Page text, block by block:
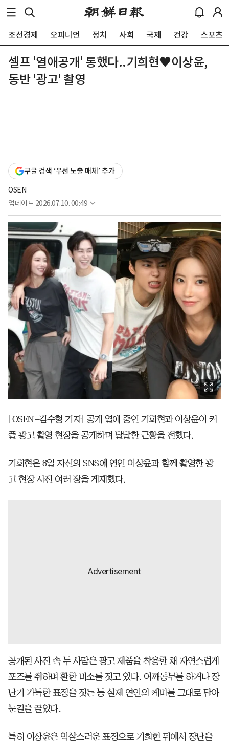
조선경제 오피니언 정치 사회 국제 건강 스포츠
셀프 '열애공개' 통했다..기희현♥이상윤,
동반 '광고' 촬영
구글 검색 ‘우선 노출 매체’ 추가
OSEN
업데이트 2026.07.10. 00:49
[OSEN=김수형 기자] 공개 열애 중인 기희현과 이상윤이 커
플 광고 촬영 현장을 공개하며 달달한 근황을 전했다.
기희현은 8일 자신의 SNS에 연인 이상윤과 함께 촬영한 광
고 현장 사진 여러 장을 게재했다.
공개된 사진 속 두 사람은 광고 제품을 착용한 채 자연스럽게
포즈를 취하며 환한 미소를 짓고 있다. 어깨동무를 하거나 장
난기 가득한 표정을 짓는 등 실제 연인의 케미를 그대로 담아
눈길을 끌었다.
특히 이상윤은 익살스러운 표정으로 기희현 뒤에서 장난을